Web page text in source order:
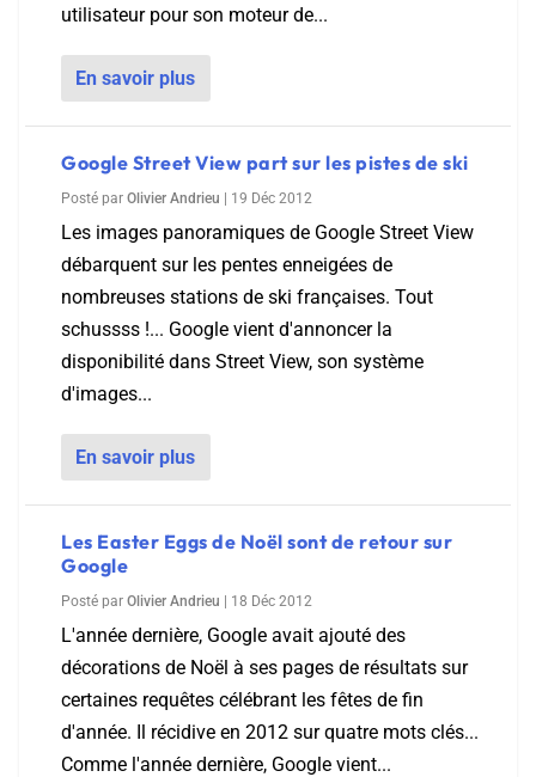
utilisateur pour son moteur de...
En savoir plus
Google Street View part sur les pistes de ski
Posté par Olivier Andrieu 19 Déc 2012
Les images panoramiques de Google Street View
débarquent sur les pentes enneigées de
nombreuses stations de ski françaises. Tout
schussss !... Google vient d'annoncer la
disponibilité dans Street View, son système
d'images...
En savoir plus
Les Easter Eggs de Noël sont de retour sur
Google
Posté par Olivier Andrieu 18 Déc 2012
L'année dernière, Google avait ajouté des
décorations de Noël à ses pages de résultats sur
certaines requêtes célébrant les fêtes de fin
d'année. Il récidive en 2012 sur quatre mots clés...
Comme l'année dernière, Google vient...